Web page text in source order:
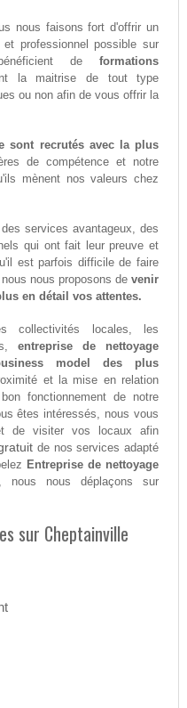
nous faisons fort d'offrir un
professionnel possible sur
deformations
la maitrise de tout type
ou non afin de vous offrir la
sont recrutés avec la plus
de compétence et notre
mènent nos valeurs chez
services avantageux, des
qui ont fait leur preuve et
est parfois difficile de faire
nous proposons devenir
en détail vos attentes.
collectivités locales, les
entreprise de nettoyage
model des plus
et la mise en relation
fonctionnement de notre
êtes intéressés, nous vous
de visiter vos locaux afin
de nos services adapté
Entreprise de nettoyage
nous nous déplaçons sur
sur Cheptainville